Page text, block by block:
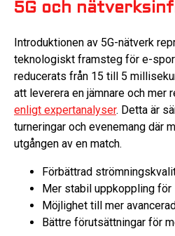
5G och
Introduktionen av 5G-nätverk
teknologiskt framsteg för e-
reducerats från 15 till 5
att leverera en jämnare och
enligt expertanalyser. Detta är
turneringar och evenemang där
utgången av en match.
Förbättrad
Mer stabil uppkoppling
Möjlighet till mer
Bättre förutsättningar för